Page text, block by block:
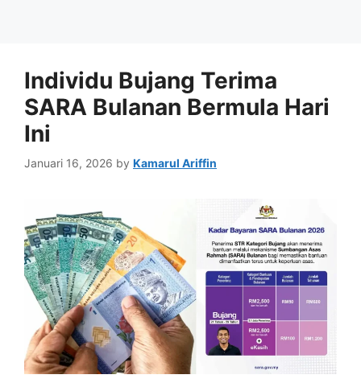
Individu Bujang Terima
SARA Bulanan Bermula Hari
Ini
Januari 16, 2026 by Kamarul Ariffin